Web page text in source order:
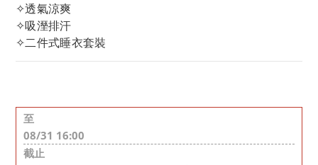
✧透氣涼爽
✧吸溼排汗
✧二件式睡衣套裝
至
08/31 16:00
截止